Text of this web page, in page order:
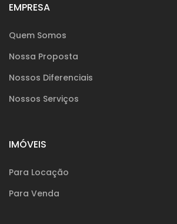
EMPRESA
Quem Somos
Nossa Proposta
Nossos Diferenciais
Nossos Serviços
IMÓVEIS
Para Locação
Para Venda